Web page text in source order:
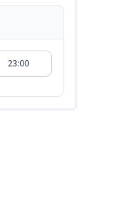
23:00